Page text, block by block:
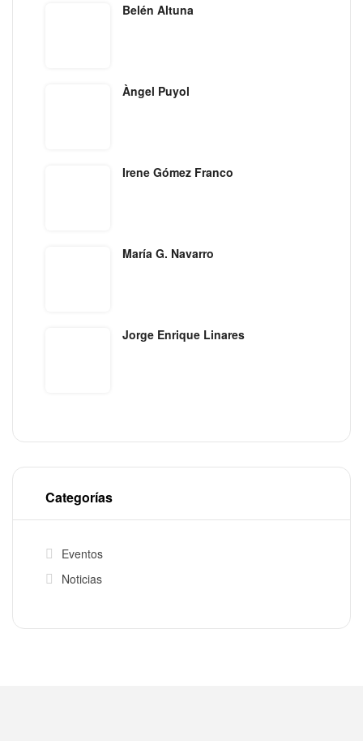
Belén Altuna
Àngel Puyol
Irene Gómez Franco
María G. Navarro
Jorge Enrique Linares
Categorías
Eventos
Noticias